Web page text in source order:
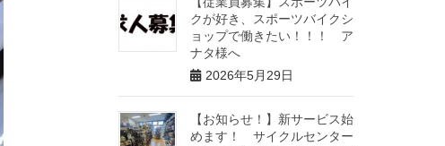
クが好き、スポーツバイクシ
ョップで働きたい！！！ ア
ナタ様へ
2026年5月29日
【お知らせ！】新サービス始
めます！ サイクルセンター